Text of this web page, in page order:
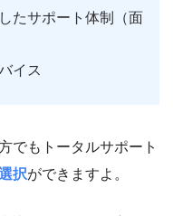
たサポート体制（面
イス
でもトータルサポート
択ができますよ。